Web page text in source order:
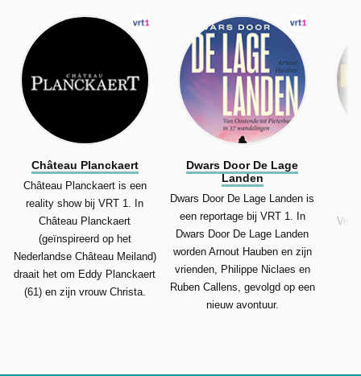
Château Planckaert
Château Planckaert is een
reality show bij VRT 1. In
Château Planckaert
(geïnspireerd op het
Nederlandse Château Meiland)
draait het om Eddy Planckaert
(61) en zijn vrouw Christa.
Dwars Door De Lage
Landen
Dwars Door De Lage Landen is
een reportage bij VRT 1. In
Dwars Door De Lage Landen
worden Arnout Hauben en zijn
vrienden, Philippe Niclaes en
Ruben Callens, gevolgd op een
nieuw avontuur.